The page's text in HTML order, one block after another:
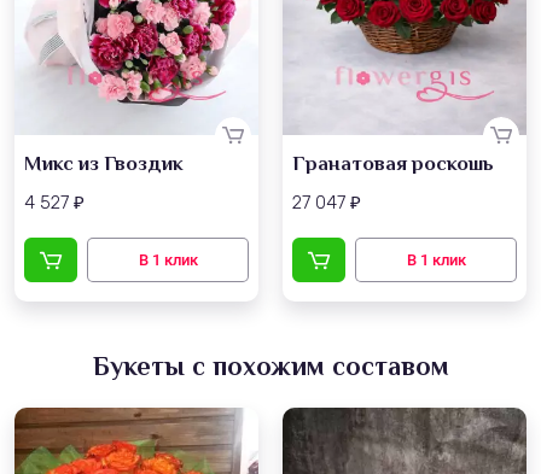
Микс из Гвоздик
4 527 ₽
Гранатовая роскошь
27 047 ₽
Букеты с похожим составом